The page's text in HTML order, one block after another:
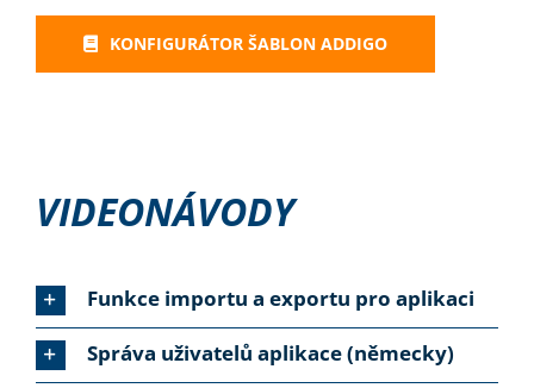
KONFIGURÁTOR ŠABLON ADDIGO
VIDEONÁVODY
Funkce importu a exportu pro aplikaci
Správa uživatelů aplikace (německy)